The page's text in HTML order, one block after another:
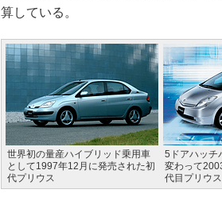
算している。
世界初の量産ハイブリッド乗用車
として1997年12月に発売された初
代プリウス
5ドアハッチ
変わって
代目プリウス